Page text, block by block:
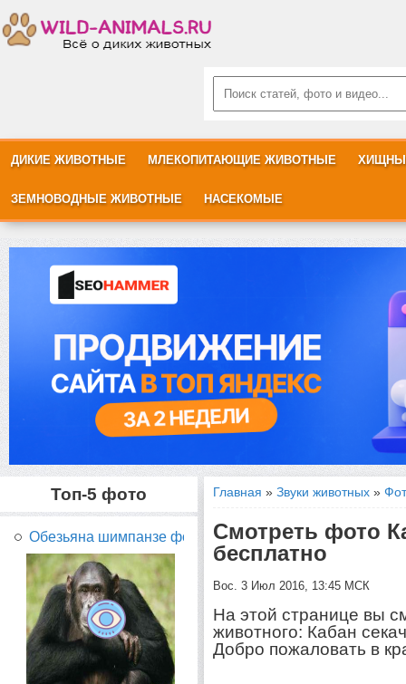
ДИКИЕ ЖИВОТНЫЕ МЛЕКОПИТАЮЩИЕ ЖИВОТНЫЕ
ЗЕМНОВОДНЫЕ ЖИВОТНЫЕ НАСЕКОМЫЕ
Топ-5 фото
Обезьяна шимпанзе фото...
Главная »Звуки животных »
Смотреть фото
бесплатно
Вос. 3 Июл 2016, 13:45 МСК
На этой странице вы
животного: Кабан
Добро пожаловать в